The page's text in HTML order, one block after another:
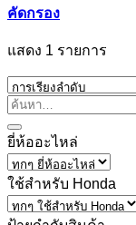
คัดกรอง
แสดง 1 รายการ
ยี่ห้ออะไหล่
ใช้สำหรับ Honda